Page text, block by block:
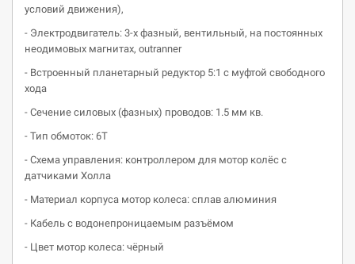
условий движения),
- Электродвигатель: 3-х фазный, вентильный, на постоянных
неодимовых магнитах, outranner
- Встроенный планетарный редуктор 5:1 с муфтой свободного
хода
- Сечение силовых (фазных) проводов: 1.5 мм кв.
- Тип обмоток: 6Т
- Схема управления: контроллером для мотор колёс с
датчиками Холла
- Материал корпуса мотор колеса: сплав алюминия
- Кабель с водонепроницаемым разъёмом
- Цвет мотор колеса: чёрный